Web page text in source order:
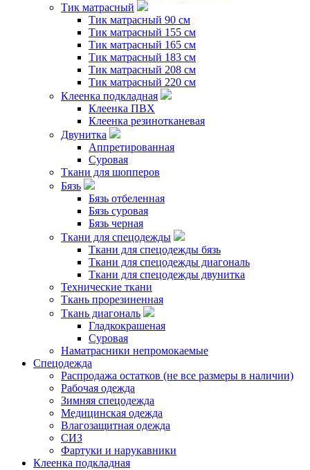
Тик матрасный
Тик матрасный 90 см
Тик матрасный 155 см
Тик матрасный 165 см
Тик матрасный 183 см
Тик матрасный 208 см
Тик матрасный 220 см
Клеенка подкладная
Клеенка ПВХ
Клеенка резинотканевая
Двунитка
Аппретированная
Суровая
Ткани для шопперов
Бязь
Бязь отбеленная
Бязь суровая
Бязь черная
Ткани для спецодежды
Ткани для спецодежды бязь
Ткани для спецодежды диагональ
Ткани для спецодежды двунитка
Технические ткани
Ткань прорезиненная
Ткань диагональ
Гладкокрашеная
Суровая
Наматрасники непромокаемые
Спецодежда
Распродажа остатков (не все размеры в наличии)
Рабочая одежда
Зимняя спецодежда
Медицинская одежда
Влагозащитная одежда
СИЗ
Фартуки и нарукавники
Клеенка подкладная